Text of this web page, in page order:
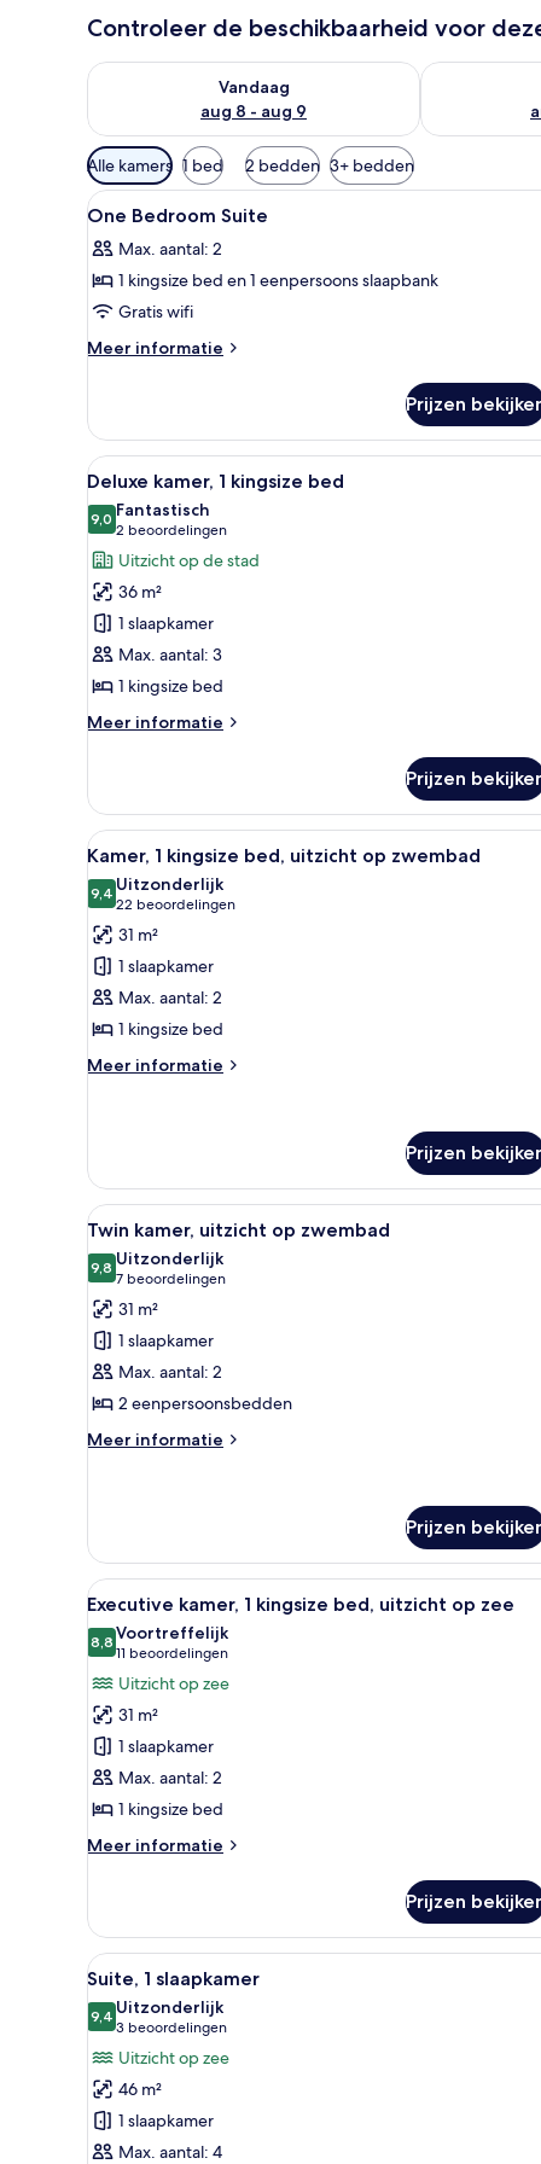
Controleer de beschikbaarheid voor
Vandaag
aug 8 - aug 9
De beschikbaarheid controleren voor vanavond aug
De
Beschikbare
filters
voor
Alle kamers 1 bed 2 bedden 3+ bedden
Alle
foto's
voor
One
Bedroom
Suite
Hypoallergeen beddengoed,
12
One Bedroom Suite
Max. aantal: 2
1 kingsize bed en 1 eenpersoons slaapbank
Gratis wifi
Meer informatie
Meer
Bedroom
Suite
Prijzen
Alle
foto's
voor
Deluxe
kamer,
1
kingsize
bed
laden
Hotelkamer met groot bed,
5
Deluxe kamer, 1 kingsize bed
9,09,0 van 10
Fantastisch
2 beoordelingen
(2
beoordelingen)
Uitzicht op de stad
36 m²
1 slaapkamer
Max. aantal: 3
1 kingsize bed
Meer informatie
Meer
kamer,
kingsize
bed
Prijzen
Alle
foto's
voor
Kamer,
kingsize
bed,
uitzicht
op
Een hotelkamer met een
8
Kamer, 1 kingsize bed, uitzicht op zwembad
9,49,4 van 10
Uitzonderlijk
22 beoordelingen
(22
beoordelingen)
31 m²
1 slaapkamer
Max. aantal: 2
1 kingsize bed
Meer informatie
Meer
kingsize
bed,
uitzicht
op
zwembad
Prijzen
Alle
foto's
voor
Twin
kamer,
uitzicht
op
zwembad
laden
Een hotelkamer met twee
9
Twin kamer, uitzicht op zwembad
9,89,8 van 10
Uitzonderlijk
7 beoordelingen
(7
beoordelingen)
31 m²
1 slaapkamer
Max. aantal: 2
2 eenpersoonsbedden
Meer informatie
Meer
uitzicht
op
zwembad
Prijzen
Alle
foto's
voor
Executive
kamer,
1
kingsize
bed,
uitzicht
op
Een hotelkamer met een
7
Executive kamer, 1 kingsize bed, uitzicht op zee
8,88,8 van 10
Voortreffelijk
11 beoordelingen
(11
beoordelingen)
Uitzicht op zee
31 m²
1 slaapkamer
Max. aantal: 2
1 kingsize bed
Meer informatie
Meer
kamer,
kingsize
bed,
uitzicht
zee
Prijzen
Alle
foto's
voor
Suite,
1
slaapkamer
laden
Een moderne hotelkamer
8
Suite, 1 slaapkamer
9,49,4 van 10
Uitzonderlijk
3 beoordelingen
(3
beoordelingen)
Uitzicht op zee
46 m²
1 slaapkamer
Max. aantal: 4